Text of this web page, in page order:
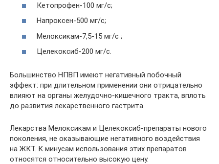
Кетопрофен-100 мг/с;
Напроксен-500 мг/с;
Мелоксикам-7,5-15 мг/с ;
Целекоксиб-200 мг/с.
Большинство НПВП имеют негативный побочный
эффект: при длительном применении они отрицательно
влияют на органы желудочно-кишечного тракта, вплоть
до развития лекарственного гастрита.
Лекарства Мелоксикам и Целекоксиб-препараты нового
поколения, не оказывающие негативного воздействия
на ЖКТ. К минусам использования этих препаратов
относятся относительно высокую цену.